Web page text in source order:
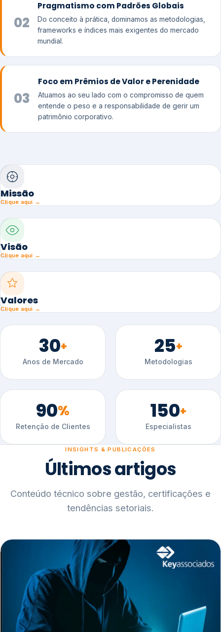
02
Pragmatismo com Padrões Globais
Do conceito à prática, dominamos as metodologias,
frameworks e índices mais exigentes do mercado
mundial.
03
Foco em Prêmios de Valor e Perenidade
Atuamos ao seu lado com o compromisso de quem
entende o peso e a responsabilidade de gerir um
patrimônio corporativo.
Missão
Clique aqui →
Visão
Clique aqui →
Valores
Clique aqui →
30+
Anos de Mercado
25+
Metodologias
90%
Retenção de Clientes
150+
Especialistas
INSIGHTS & PUBLICAÇÕES
Últimos artigos
Conteúdo técnico sobre gestão, certificações e
tendências setoriais.